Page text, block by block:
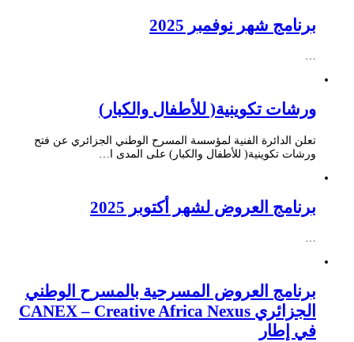
برنامج شهر نوفمبر 2025
ورشات تكوينية( للأطفال والكبار)
تعلن الدائرة الفنية لمؤسسة المسرح الوطني الجزائري عن فتح
ورشات تكوينية( للأطفال والكبار) على المدى ا…
برنامج العروض لشهر أكتوبر 2025
برنامج العروض المسرحية بالمسرح الوطني
الجزائري CANEX – Creative Africa Nexus
في إطار